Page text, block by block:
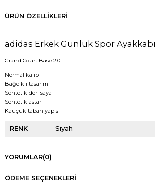
ÜRÜN ÖZELLIKLERI
adidas Erkek Günlük Spor Ayakkabı
Grand Court Base 2.0
Normal kalıp
Bağcıklı tasarım
Sentetik deri saya
Sentetik astar
Kauçuk taban yapısı
RENK Siyah
YORUMLAR(0)
ÖDEME SEÇENEKLERI